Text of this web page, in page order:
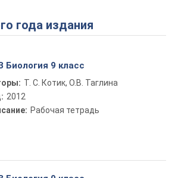
Play Video
года издания
Биология 9 класс
Т. С. Котик, О.В. Таглина
2012
Рабочая тетрадь